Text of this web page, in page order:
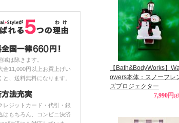
域は除きます。
金11,000円以上お買上げい
と、送料無料になります。
レジットカード・代引・銀
はもちろん、コンビニ決済
【Bath&BodyWorks】
owers本体：スノーフレ
ズプロジェクター
7,990円(